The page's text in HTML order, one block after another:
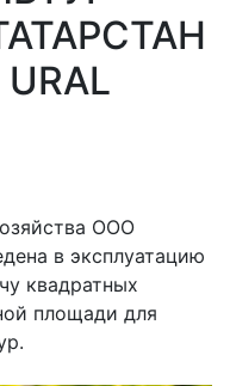
ООО
в эксплуатацию
квадратных
площади для